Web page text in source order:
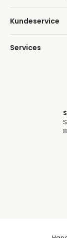
Kundeservice
Services